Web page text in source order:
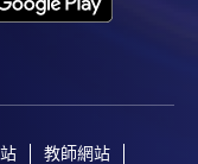
教師網站